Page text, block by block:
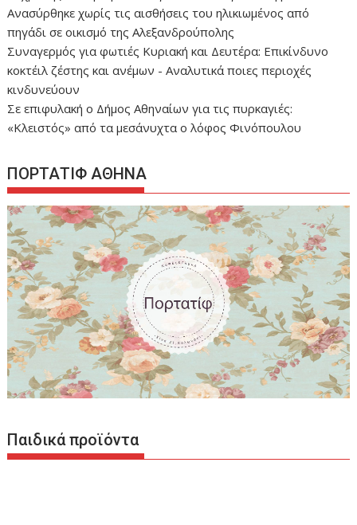
Ανασύρθηκε χωρίς τις αισθήσεις του ηλικιωμένος από
πηγάδι σε οικισμό της Αλεξανδρούπολης
Συναγερμός για φωτιές Κυριακή και Δευτέρα: Επικίνδυνο
κοκτέιλ ζέστης και ανέμων - Αναλυτικά ποιες περιοχές
κινδυνεύουν
Σε επιφυλακή ο Δήμος Αθηναίων για τις πυρκαγιές:
«Κλειστός» από τα μεσάνυχτα ο λόφος Φινόπουλου
ΠΟΡΤΑΤΙΦ ΑΘΗΝΑ
Παιδικά προϊόντα